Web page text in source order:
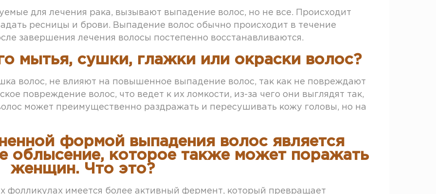
для лечения рака, вызывают выпадение волос, но не все. Происходит
ресницы и брови. Выпадение волос обычно происходит в течение
завершения лечения волосы постепенно восстанавливаются.
мытья, сушки, глажки или окраски волос?
волос, не влияют на повышенное выпадение волос, так как не повреждают
повреждение волос, что ведет к их ломкости, из-за чего они выглядят так,
может преимущественно раздражать и пересушивать кожу головы, но на
формой выпадения волос является
облысение, которое также может поражать
женщин. Что это?
фолликулах имеется более активный фермент, который превращает